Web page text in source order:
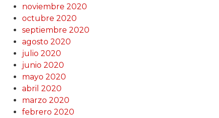
noviembre 2020
octubre 2020
septiembre 2020
agosto 2020
julio 2020
junio 2020
mayo 2020
abril 2020
marzo 2020
febrero 2020